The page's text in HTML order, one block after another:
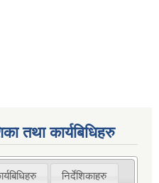
तथा कार्यबिधिहरु
निर्देशिकाहरु